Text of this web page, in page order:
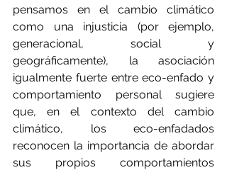
pensamos en el cambio climático
como una injusticia (por ejemplo,
generacional, social y
geográficamente), la asociación
igualmente fuerte entre eco-enfado y
comportamiento personal sugiere
que, en el contexto del cambio
climático, los eco-enfadados
reconocen la importancia de abordar
sus propios comportamientos